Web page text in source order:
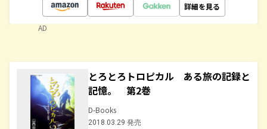
詳細を見る
AD
とろとろトロピカル ある旅の記録と
記憶。 第2巻
D-Books
2018.03.29 発売